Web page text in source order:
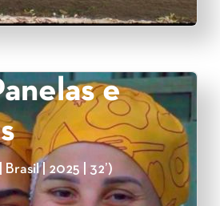
e
| 2025 | 32’)